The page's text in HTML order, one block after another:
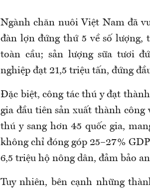
Ngành chăn nuôi Việt Nam đã
đàn lợn đứng thứ 5 về số lượng,
toàn cầu; sản lượng sữa tươi
nghiệp đạt 21,5 triệu tấn, đứng
Đặc biệt, công tác thú y đạt
gia đầu tiên sản xuất thành
thú y sang hơn 45 quốc gia,
không chỉ đóng góp 25–27%
6,5 triệu hộ nông dân, đảm bảo
Tuy nhiên, bên cạnh những